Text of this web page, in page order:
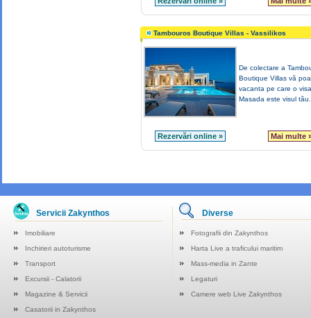
Tambouros Boutique Villas - Vassilikos
De colectare a
Boutique Villas vă
vacanta pe care o
Masada este visul
Rezervări online » Mai multe
Servicii Zakynthos Diverse
Imobiliare
Fotografii din Zakynthos
Inchirieri autoturisme
Harta Live a traficului maritim
Transport
Mass-media in Zante
Excursii - Calatorii
Legaturi
Magazine & Servicii
Camere web Live Zakynthos
Casatorii in Zakynthos